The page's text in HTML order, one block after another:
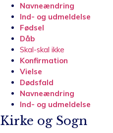
Navneændring
Ind- og udmeldelse
Fødsel
Dåb
Skal-skal ikke
Konfirmation
Vielse
Dødsfald
Navneændring
Ind- og udmeldelse
Kirke og Sogn